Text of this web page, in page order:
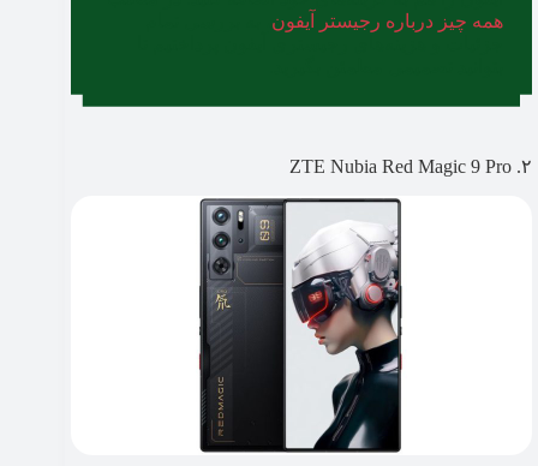
همه چیز درباره رجیستر آیفون
۲. ZTE Nubia Red Magic 9 Pro